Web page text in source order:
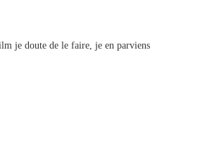
je doute de le faire, je en parviens